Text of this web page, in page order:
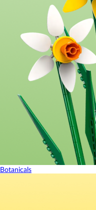
Botanicals